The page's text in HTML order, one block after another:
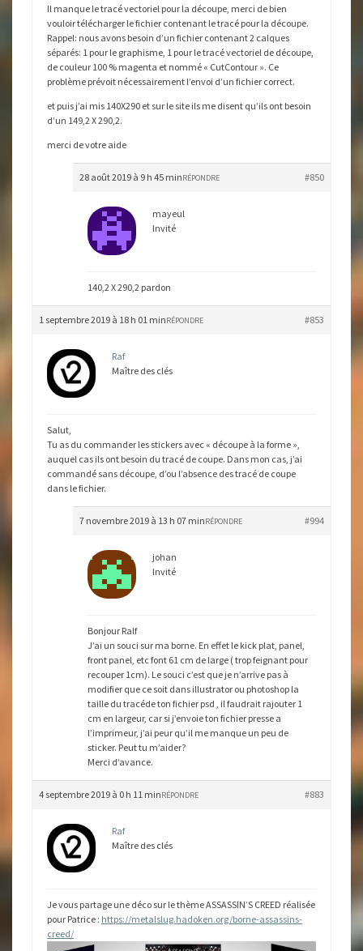
Il manque le tracé vectoriel pour la découpe, merci de bien
vouloir télécharger le fichier contenant le tracé pour la découpe.
Rappel: nous avons besoin d’un fichier contenant 2 calques
séparés: 1 pour le graphisme, 1 pour le tracé vectoriel de découpe,
de couleur 100 % magenta et nommé « CutContour ». Ce
problème prévoit nécessairement l’envoi d’un fichier correct.
et puis j’ai mis 140X290 et sur le site ils me disent qu’ils ont besoin
d’un 149,2 X 290,2.
merci de votre aide
28 août 2019 à 9 h 45 min #850
RÉPONDRE
mayeul
Invité
140,2 X 290,2 pardon
1 septembre 2019 à 18 h 01 min #853
RÉPONDRE
Raf
Maître des clés
Salut,
Tu as du commander les stickers avec « découpe à la forme »,
auquel cas ils ont besoin du tracé de coupe. Dans mon cas, j’ai
commandé sans découpe, d’ou l’absence des tracé de coupe
dans le fichier.
7 novembre 2019 à 13 h 07 min #994
RÉPONDRE
johan
Invité
Bonjour Ralf
J’ai un souci sur ma borne. En effet le kick plat, panel,
front panel, etc font 61 cm de large ( trop feignant pour
recouper 1cm). Le souci c’est que je n’arrive pas à
modifier que ce soit dans illustrator ou photoshop la
taille du tracéde ton fichier psd , il faudrait rajouter 1
cm en largeur, car si j’envoie ton fichier presse a
l’imprimeur, j’ai peur qu’il me manque un peu de
sticker. Peut tu m’aider?
Merci d’avance.
4 septembre 2019 à 0 h 11 min #883
RÉPONDRE
Raf
Maître des clés
Je vous partage une déco sur le thème ASSASSIN’S CREED réalisée
pour Patrice : https://metalslug.hadoken.org/borne-assassins-
creed/